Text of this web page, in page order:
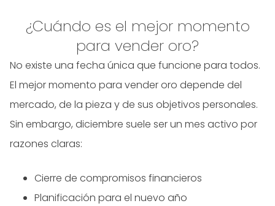
¿Cuándo es el mejor momento
para vender oro?
No existe una fecha única que funcione para todos.
El mejor momento para vender oro depende del
mercado, de la pieza y de sus objetivos personales.
Sin embargo, diciembre suele ser un mes activo por
razones claras:
Cierre de compromisos financieros
Planificación para el nuevo año